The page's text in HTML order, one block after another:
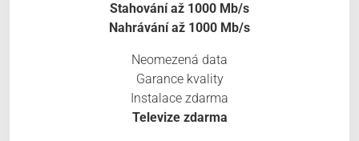
Stahování až 1000 Mb/s
Nahrávání až 1000 Mb/s
Neomezená data
Garance kvality
Instalace zdarma
Televize zdarma